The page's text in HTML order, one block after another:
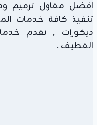
افضل مقاول ترميم
تنفيذ كافة خدمات
ديكورات , نقدم
القطيف .